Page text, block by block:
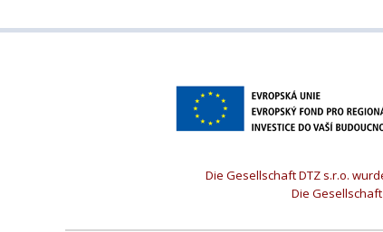
Die Gesellschaft DTZ s.r.o.
Die